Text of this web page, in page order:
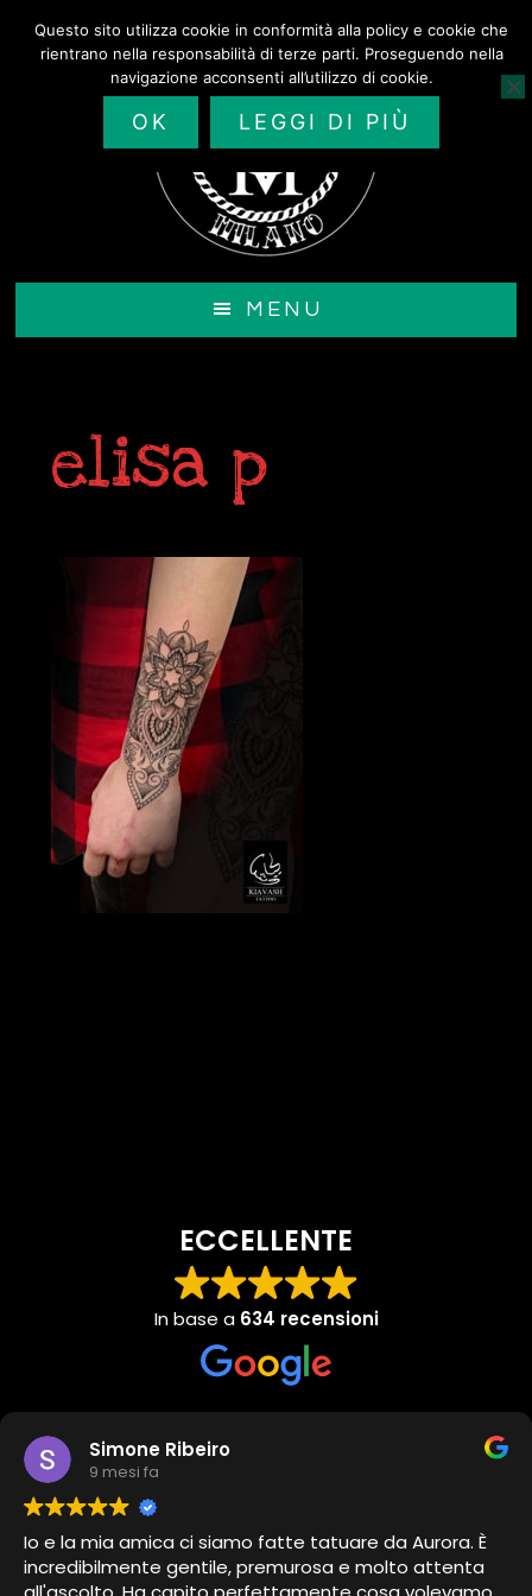
MENU
elisa p
ECCELLENTE
In base a 634 recensioni
Simone Ribeiro
9 mesi fa
Io e la mia amica ci siamo fatte tatuare da Aurora. È
incredibilmente gentile, premurosa e molto attenta
Questo sito utilizza cookie in conformità alla policy e cookie che
rientrano nella responsabilità di terze parti. Proseguendo nella
navigazione acconsenti all’utilizzo di cookie.
OK LEGGI DI PIÙ